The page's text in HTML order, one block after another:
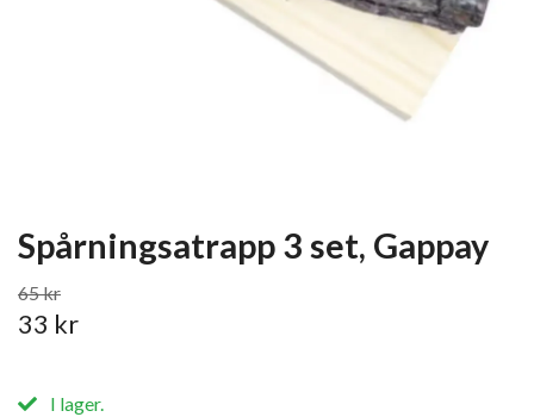
Spårningsatrapp 3 set, Gappay
65 kr
33 kr
I lager.